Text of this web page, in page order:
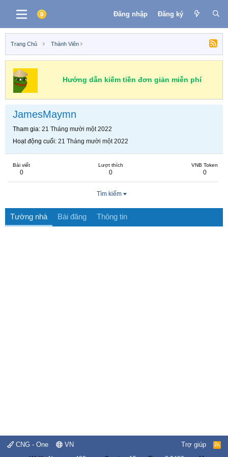
Đăng nhập Đăng ký
Trang Chủ Thành Viên
Hướng dẫn kiếm tiền đơn giản miễn phí
JamesMaymn
Tham gia 21 Tháng mười một 2022
Hoạt động cuối 21 Tháng mười một 2022
Bài viết
0
Lượt thích
0
VNB Token
0
Tìm kiếm
Tường nhà Bài đăng Thông tin
CNG - One VN Trợ giúp
R